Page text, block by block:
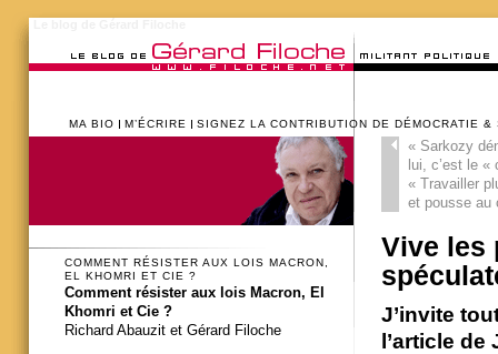
MA BIO M’ÉCRIRE SIGNEZ LA CONTRIBUTION DE DÉMOCRATIE &
«Sarkozy
lui, c’est le
« Travailler
et pousse au
Vive les
J’invite
l’article
COMMENT RÉSISTER AUX LOIS MACRON,
EL KHOMRI ET CIE ?
Comment résister aux lois Macron, El
Khomri et Cie ?
Richard Abauzit et Gérard Filoche